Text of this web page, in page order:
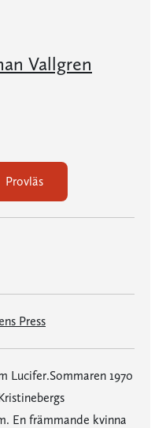
Vallgren
Provläs
Press
Lucifer.Sommaren 1970
En främmande kvinna